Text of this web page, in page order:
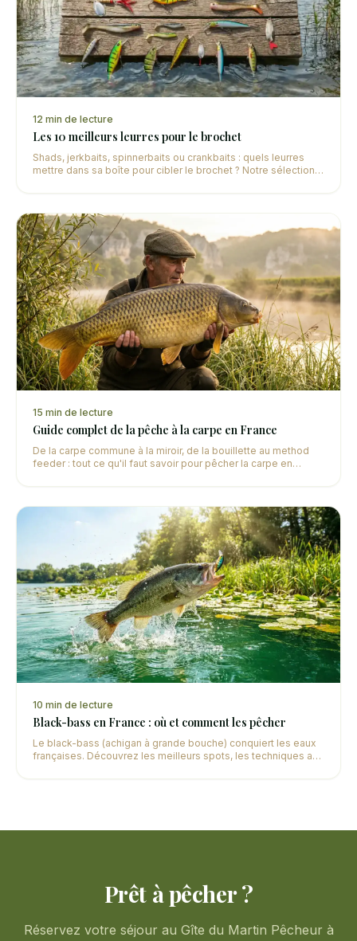
12 min de lecture
Les 10 meilleurs leurres pour le brochet
Shads, jerkbaits, spinnerbaits ou crankbaits : quels leurres
mettre dans sa boîte pour cibler le brochet ? Notre sélection
15 min de lecture
Guide complet de la pêche à la carpe en France
De la carpe commune à la miroir, de la bouillette au method
feeder : tout ce qu'il faut savoir pour pêcher la carpe en
10 min de lecture
Black-bass en France : où et comment les pêcher
Le black-bass (achigan à grande bouche) conquiert les eaux
françaises. Découvrez les meilleurs spots, les techniques au
Prêt à pêcher ?
Réservez votre séjour au Gîte du Martin Pêcheur à